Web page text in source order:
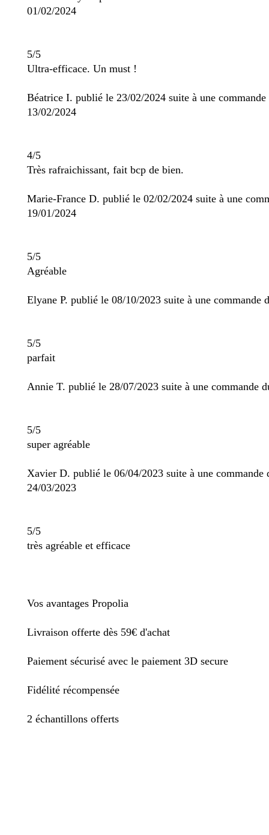
01/02/2024
5/5
Ultra-efficace. Un must !
Béatrice I. publié le 23/02/2024 suite à une commande
13/02/2024
4/5
Très rafraichissant, fait bcp de bien.
Marie-France D. publié le 02/02/2024 suite à une
19/01/2024
5/5
Agréable
Elyane P. publié le 08/10/2023 suite à une commande
5/5
parfait
Annie T. publié le 28/07/2023 suite à une commande
5/5
super agréable
Xavier D. publié le 06/04/2023 suite à une commande
24/03/2023
5/5
très agréable et efficace
Vos avantages Propolia
Livraison offerte dès 59€ d'achat
Paiement sécurisé avec le paiement 3D secure
Fidélité récompensée
2 échantillons offerts